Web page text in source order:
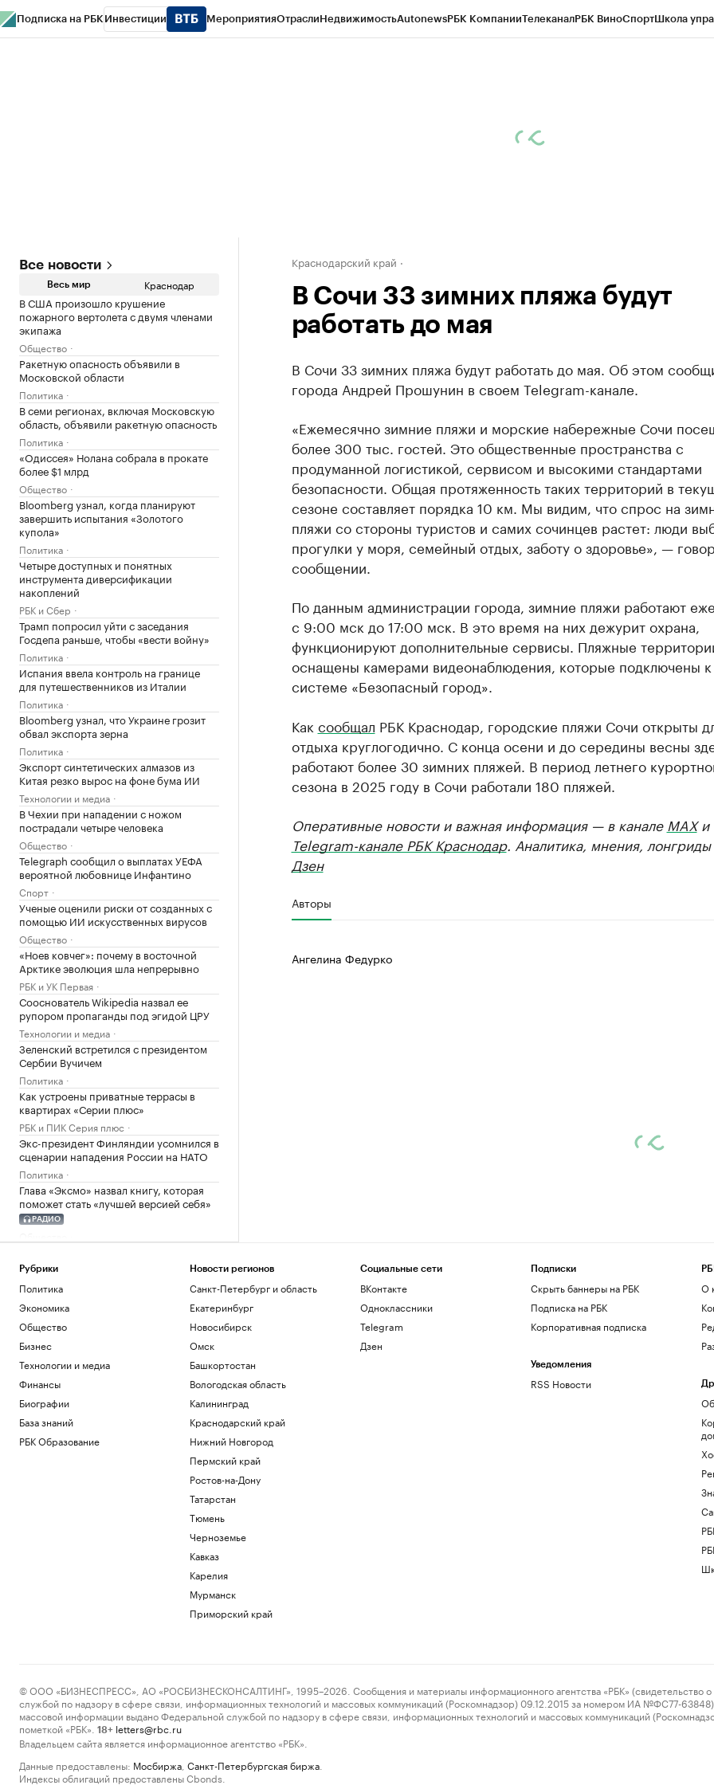
Подписка на РБК Инвестиции МероприятияОтраслиНедвижимостьAutonewsРБК КомпанииТелеканалРБК ВиноСпортШкола
Все новости
Весь мир Краснодар
В США произошло крушение
пожарного вертолета с двумя членами
экипажа
Общество
Ракетную опасность объявили в
Московской области
Политика
В семи регионах, включая Московскую
область, объявили ракетную опасность
Политика
«Одиссея» Нолана собрала в прокате
более $1 млрд
Общество
Bloomberg узнал, когда планируют
завершить испытания «Золотого
купола»
Политика
Четыре доступных и понятных
инструмента диверсификации
накоплений
РБК и Сбер
Трамп попросил уйти с заседания
Госдепа раньше, чтобы «вести войну»
Политика
Испания ввела контроль на границе
для путешественников из Италии
Политика
Bloomberg узнал, что Украине грозит
обвал экспорта зерна
Политика
Экспорт синтетических алмазов из
Китая резко вырос на фоне бума ИИ
Технологии и медиа
В Чехии при нападении с ножом
пострадали четыре человека
Общество
Telegraph сообщил о выплатах УЕФА
вероятной любовнице Инфантино
Спорт
Ученые оценили риски от созданных с
помощью ИИ искусственных вирусов
Общество
«Ноев ковчег»: почему в восточной
Арктике эволюция шла непрерывно
РБК и УК Первая
Сооснователь Wikipedia назвал ее
рупором пропаганды под эгидой ЦРУ
Технологии и медиа
Зеленский встретился с президентом
Сербии Вучичем
Политика
Как устроены приватные террасы в
квартирах «Серии плюс»
РБК и ПИК Серия плюс
Экс-президент Финляндии усомнился в
сценарии нападения России на НАТО
Политика
Глава «Эксмо» назвал книгу, которая
поможет стать «лучшей версией себя»
РАДИО
ли «Росатом» подрядчиком на
«Пакш-2»
Политика
Краснодарский край
В Сочи 33 зимних пляжа будут
работать до мая
В Сочи 33 зимних пляжа будут работать до мая. Об этом
города Андрей Прошунин в своем Telegram-канале.
«Ежемесячно зимние пляжи и морские набережные Сочи
более 300 тыс. гостей. Это общественные пространства с
продуманной логистикой, сервисом и высокими стандартами
безопасности. Общая протяженность таких территорий в
сезоне составляет порядка 10 км. Мы видим, что спрос на
пляжи со стороны туристов и самих сочинцев растет: люди
прогулки у моря, семейный отдых, заботу о здоровье», —
сообщении.
По данным администрации города, зимние пляжи работают
с 9:00 мск до 17:00 мск. В это время на них дежурит охрана,
функционируют дополнительные сервисы. Пляжные
оснащены камерами видеонаблюдения, которые подключены к
системе «Безопасный город».
Как сообщал РБК Краснодар, городские пляжи Сочи открыты
отдыха круглогодично. С конца осени и до середины весны
работают более 30 зимних пляжей. В период летнего
сезона в 2025 году в Сочи работали 180 пляжей.
Оперативные новости и важная информация — в канале MAXи
Telegram-канале РБК Краснодар. Аналитика, мнения,
Дзен
Авторы
Ангелина Федурко
Рубрики
Политика
Экономика
Общество
Бизнес
Технологии и медиа
Финансы
Биографии
База знаний
РБК Образование
Новости регионов
Санкт-Петербург и область
Екатеринбург
Новосибирск
Омск
Башкортостан
Вологодская область
Калининград
Краснодарский край
Нижний Новгород
Пермский край
Ростов-на-Дону
Татарстан
Тюмень
Черноземье
Кавказ
Карелия
Мурманск
Приморский край
Социальные сети
ВКонтакте
Одноклассники
Telegram
Дзен
Подписки
Скрыть баннеры на РБК
Подписка на РБК
Корпоративная подписка
Уведомления
RSS Новости
О
© ООО «БИЗНЕСПРЕСС», АО «РОСБИЗНЕСКОНСАЛТИНГ», 1995–2026. Сообщения и материалы информационного агентства «РБК» (свидетельство о
службой по надзору в сфере связи, информационных технологий и массовых коммуникаций (Роскомнадзор) 09.12.2015 за номером ИА №ФС77-63848)
массовой информации выдано Федеральной службой по надзору в сфере связи, информационных технологий и массовых коммуникаций
пометкой «РБК».
18+ letters@rbc.ru
Владельцем сайта является информационное агентство «РБК».
Данные предоставлены: Мосбиржа Санкт-Петербургская биржа
Индексы облигаций предоставлены Cbonds.